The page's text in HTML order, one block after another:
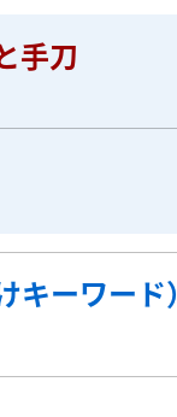
手刀
キーワード）